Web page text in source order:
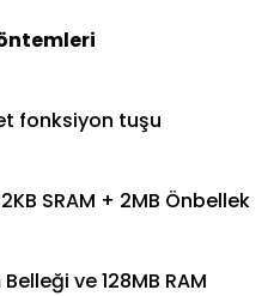
fonksiyon tuşu
SRAM + 2MB Önbellek
ve 128MB RAM